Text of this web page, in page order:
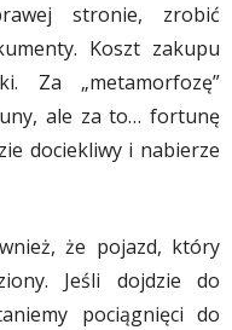
stronie, zrobić
Koszt zakupu
Za „metamorfozę”
ale za to… fortunę
dociekliwy i nabierze
że pojazd, który
Jeśli dojdzie do
pociągnięci do